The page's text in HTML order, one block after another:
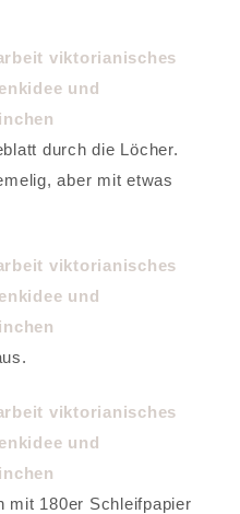
durch die Löcher.
aber mit etwas
mit 180er Schleifpapier